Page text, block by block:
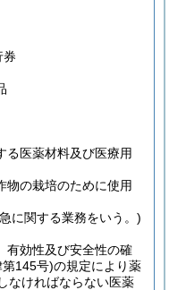
券
る医薬材料及び医療用
物の栽培のために使用
に関する業務をいう。)
有効性及び安全性の確
145号)の規定により薬
なければならない医薬